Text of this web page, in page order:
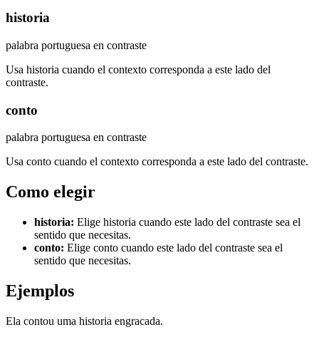
historia
palabra portuguesa en contraste
Usa historia cuando el contexto corresponda a este lado del
contraste.
conto
palabra portuguesa en contraste
Usa conto cuando el contexto corresponda a este lado del contraste.
Como elegir
historia: Elige historia cuando este lado del contraste sea el
sentido que necesitas.
conto: Elige conto cuando este lado del contraste sea el
sentido que necesitas.
Ejemplos
Ela contou uma historia engracada.